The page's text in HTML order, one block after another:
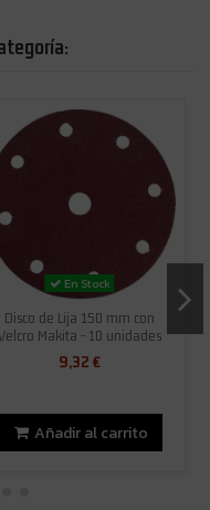
En Stock
Disco de Lija 150 mm con
Makita - 10 unidades
9,32 €
Añadir al carrito